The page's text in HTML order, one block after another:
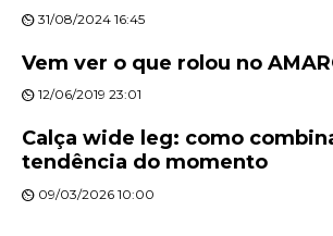
31/08/2024 16:45
Vem ver o que rolou no
12/06/2019 23:01
Calça wide leg: como
tendência do momento
09/03/2026 10:00